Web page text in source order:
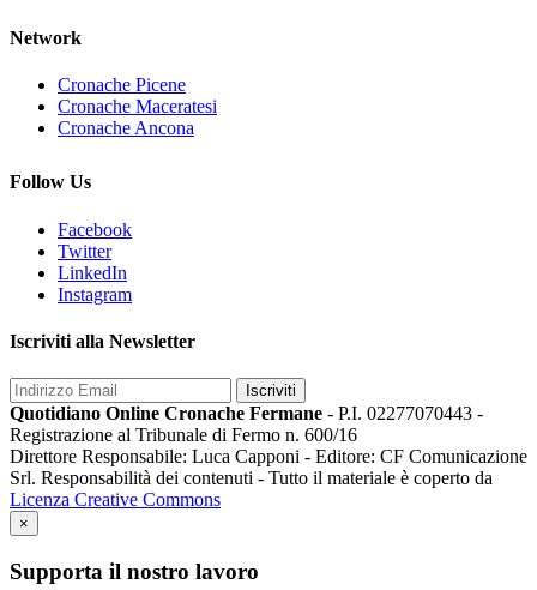
Network
Cronache Picene
Cronache Maceratesi
Cronache Ancona
Follow Us
Facebook
Twitter
LinkedIn
Instagram
Iscriviti alla Newsletter
Iscriviti
Quotidiano Online Cronache Fermane - P.I. 02277070443 -
Registrazione al Tribunale di Fermo n. 600/16
Direttore Responsabile: Luca Capponi - Editore: CF Comunicazione
Srl. Responsabilità dei contenuti - Tutto il materiale è coperto da
Licenza Creative Commons
×
Supporta il nostro lavoro